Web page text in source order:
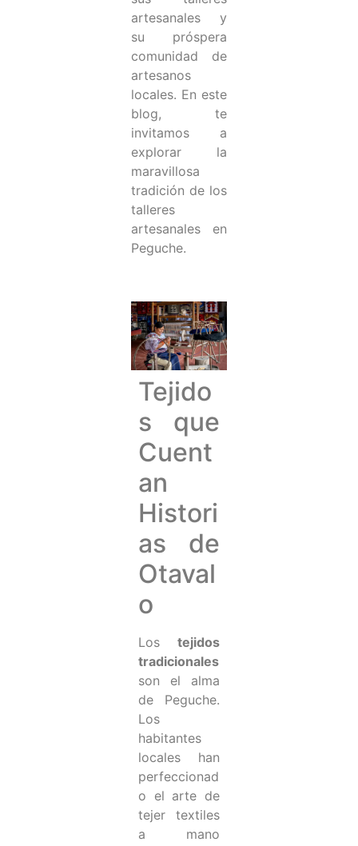
artesanales y
su próspera
comunidad de
artesanos
locales. En este
blog, te
invitamos a
explorar la
maravillosa
tradición de los
talleres
artesanales en
Peguche.
Tejido
s que
Cuent
an
Histori
as de
Otaval
o
Los tejidos
tradicionales
son el alma
de Peguche.
Los
habitantes
locales han
perfeccionad
o el arte de
tejer textiles
a mano